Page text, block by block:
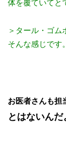
体を覆ていてと
＞タール・ゴム
そんな感じです。
お医者さんも担
とはないんだ